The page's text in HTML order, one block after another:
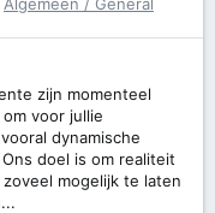
zijn momenteel
voor jullie
dynamische
doel is om realiteit
mogelijk te laten